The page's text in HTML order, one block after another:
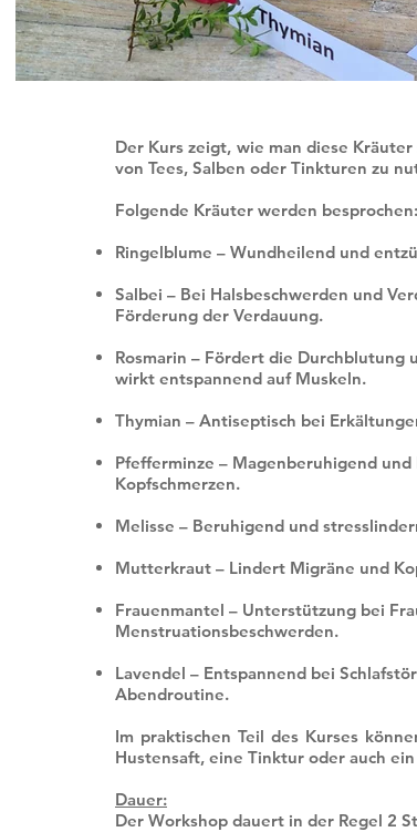
Der Kurs zeigt, wie man diese
von Tees, Salben oder Tinkturen zu
Folgende Kräuter werden besprochen:
Ringelblume – Wundheilend und
Salbei – Bei Halsbeschwerden und
Förderung der Verdauung.
Rosmarin – Fördert die
wirkt entspannend auf Muskeln.
Thymian – Antiseptisch bei
Pfefferminze – Magenberuhigend
Kopfschmerzen.
Melisse – Beruhigend und
Mutterkraut – Lindert Migräne und
Frauenmantel – Unterstützung bei
Menstruationsbeschwerden.
Lavendel – Entspannend bei
Abendroutine.
Im praktischen Teil des Kurses
Hustensaft, eine Tinktur oder auch
Dauer:
Der Workshop dauert in der Regel 2